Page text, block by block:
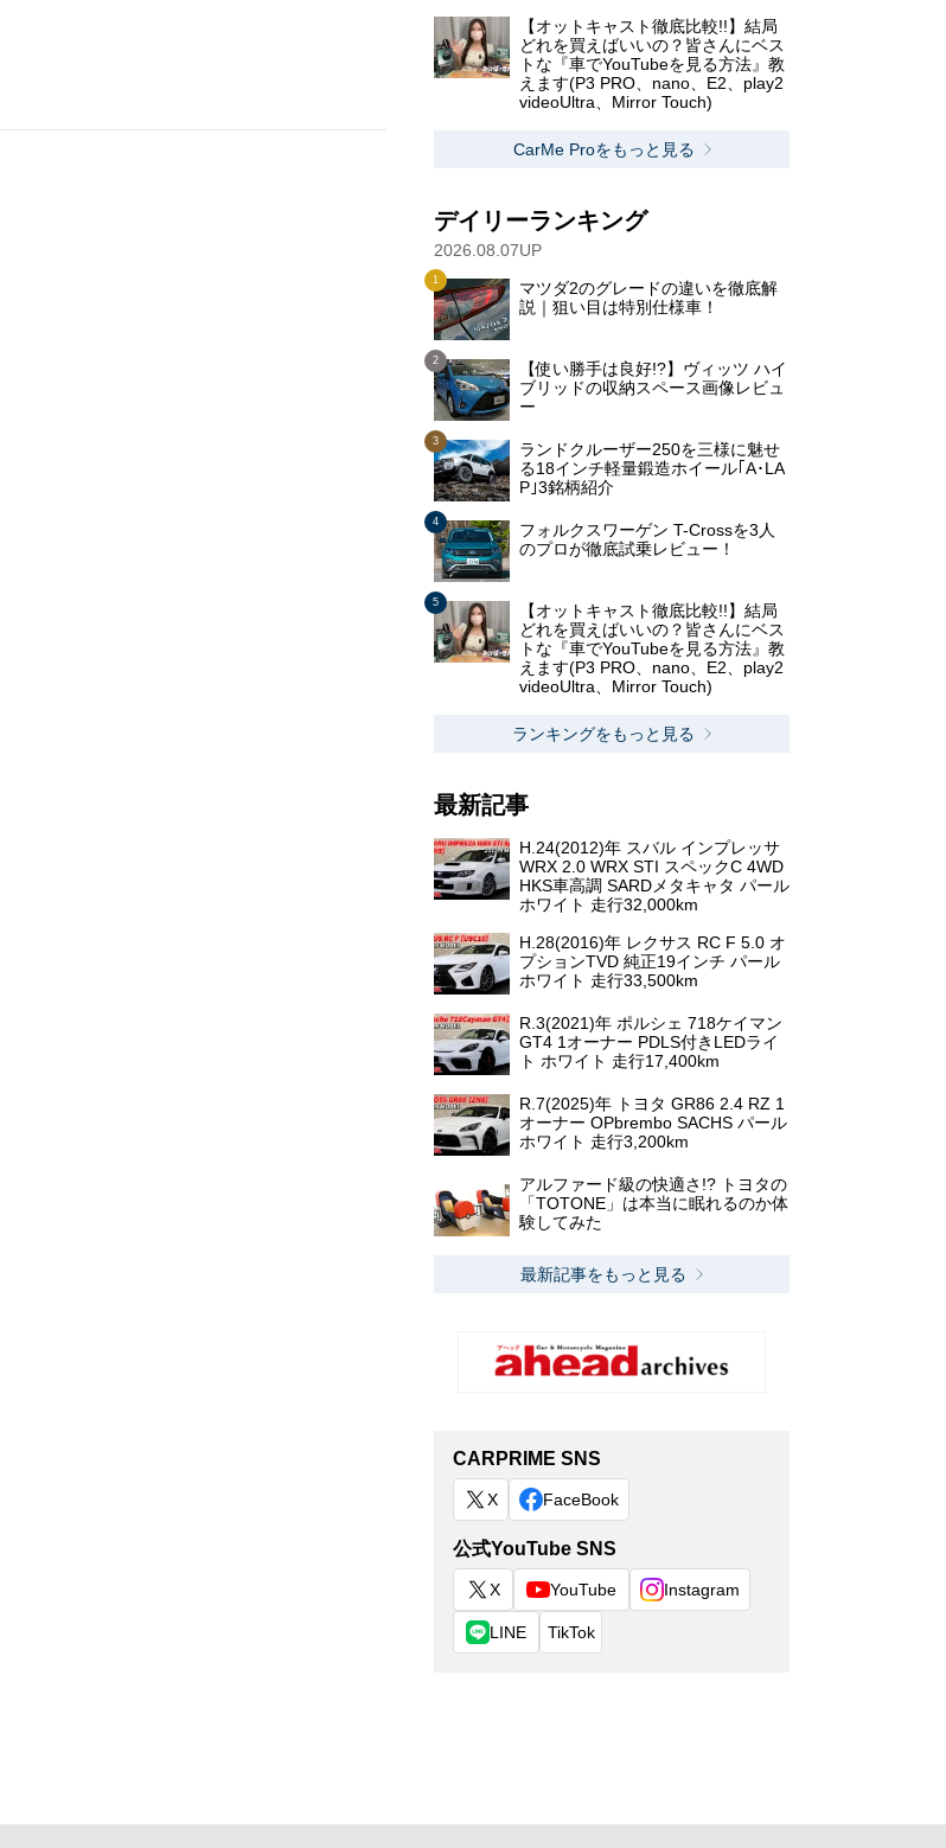
【オットキャスト徹底比較!!】結局
どれを買えばいいの？皆さんにベス
トな『車でYouTubeを見る方法』教
えます(P3 PRO、nano、E2、play2
videoUltra、Mirror Touch)
CarMe Proをもっと見る
デイリーランキング
2026.08.07UP
マツダ2のグレードの違いを徹底解
説｜狙い目は特別仕様車！
【使い勝手は良好!?】ヴィッツ ハイ
ブリッドの収納スペース画像レビュ
ー
ランドクルーザー250を三様に魅せ
る18インチ軽量鍛造ホイール｢A･LA
P｣3銘柄紹介
フォルクスワーゲン T-Crossを3人
のプロが徹底試乗レビュー！
【オットキャスト徹底比較!!】結局
どれを買えばいいの？皆さんにベス
トな『車でYouTubeを見る方法』教
えます(P3 PRO、nano、E2、play2
videoUltra、Mirror Touch)
ランキングをもっと見る
最新記事
H.24(2012)年 スバル インプレッサ
WRX 2.0 WRX STI スペックC 4WD
HKS車高調 SARDメタキャタ パール
ホワイト 走行32,000km
H.28(2016)年 レクサス RC F 5.0 オ
プションTVD 純正19インチ パール
ホワイト 走行33,500km
R.3(2021)年 ポルシェ 718ケイマン
GT4 1オーナー PDLS付きLEDライ
ト ホワイト 走行17,400km
R.7(2025)年 トヨタ GR86 2.4 RZ 1
オーナー OPbrembo SACHS パール
ホワイト 走行3,200km
アルファード級の快適さ!? トヨタの
「TOTONE」は本当に眠れるのか体
験してみた
最新記事をもっと見る
CARPRIME SNS
X FaceBook
公式YouTube SNS
X YouTube Instagram
LINE TikTok